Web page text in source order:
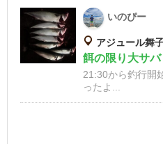
いのぴー
アジュール舞
餌の限り大サバ
21:30から釣行開
ったよ...